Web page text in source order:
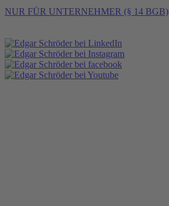
NUR FÜR UNTERNEHMER (§ 14 BGB)